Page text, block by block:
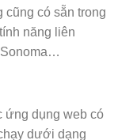
cũng có sẵn trong
năng liên
Sonoma…
ứng dụng web có
dưới dạng